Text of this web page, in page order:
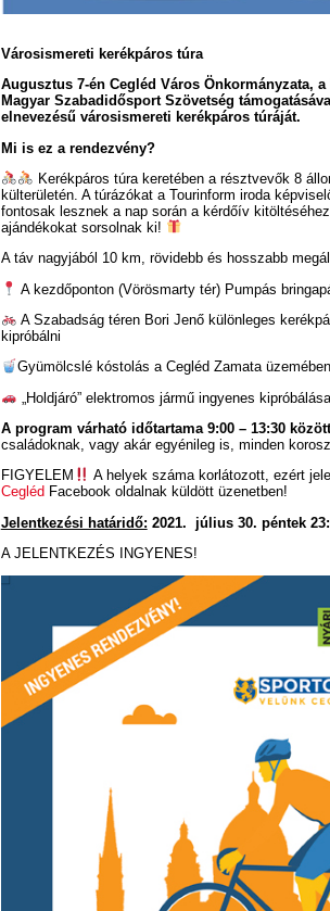
Városismereti kerékpáros túra
Augusztus 7-én Cegléd Város Önkormányzata,
Magyar Szabadidősport Szövetség
elnevezésű városismereti kerékpáros túráját.
Mi is ez a rendezvény?
Kerékpáros túra keretében a résztvevők 8
külterületén. A túrázókat a Tourinform iroda
fontosak lesznek a nap során a kérdőív
ajándékokat sorsolnak ki!
A táv nagyjából 10 km, rövidebb és hosszabb
A kezdőponton (Vörösmarty tér) Pumpás
A Szabadság téren Bori Jenő különleges
kipróbálni
Gyümölcslé kóstolás a Cegléd Zamata üzemében
„Holdjáró” elektromos jármű ingyenes
A program várható időtartama 9:00 – 13:30
családoknak, vagy akár egyénileg is, minden
FIGYELEM
A helyek száma korlátozott, ezért
Cegléd Facebook oldalnak küldött üzenetben!
Jelentkezési határidő: 2021.
július 30. péntek
A JELENTKEZÉS INGYENES!